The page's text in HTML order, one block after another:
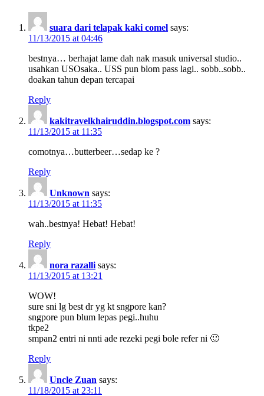
suara dari telapak kaki comel says:
11/13/2015 at 04:46
bestnya… berhajat lame dah nak masuk universal studio..
usahkan USOsaka.. USS pun blom pass lagi.. sobb..sobb..
doakan tahun depan tercapai
Reply
kakitravelkhairuddin.blogspot.com says:
11/13/2015 at 11:35
comotnya…butterbeer…sedap ke ?
Reply
Unknown says:
11/13/2015 at 11:35
wah..bestnya! Hebat! Hebat!
Reply
nora razalli says:
11/13/2015 at 13:21
WOW!
sure sni lg best dr yg kt sngpore kan?
sngpore pun blum lepas pegi..huhu
tkpe2
smpan2 entri ni nnti ade rezeki pegi bole refer ni 🙂
Reply
Uncle Zuan says:
11/18/2015 at 23:11